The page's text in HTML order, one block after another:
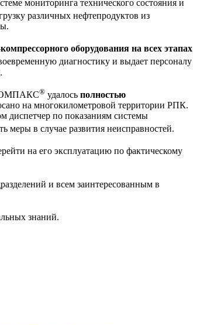
мониторинга технического состояния и
различных нефтепродуктов из
оборудования на всех этапах
диагностику и выдает персоналу
КОМПАКС® удалось полностью
на многокилометровой территории РПК.
диспетчер по показаниям системы
меры в случае развития неисправностей.
на его эксплуатацию по фактическому
и всем заинтересованным в
знаний.